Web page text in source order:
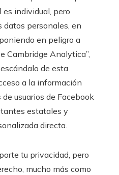
es individual, pero
datos personales, en
en peligro a
Cambridge Analytica”,
de esta
a la información
usuarios de Facebook
estatales y
directa.
tu privacidad, pero
mucho más como